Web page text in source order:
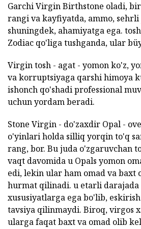
Garchi Virgin Birthstone oladi,
rangi va kayfiyatda, ammo, sehrli
shuningdek, ahamiyatga ega.
Zodiac qo'liga tushganda, ular
Virgin tosh - agat - yomon ko'z,
va korruptsiyaga qarshi himoya
ishonch qo'shadi professional
uchun yordam beradi.
Stone Virgin - do'zaxdir Opal -
o'yinlari holda silliq yorqin to'q
rang, bor. Bu juda o'zgaruvchan
vaqt davomida u Opals yomon
edi, lekin ular ham omad va baxt
hurmat qilinadi. u etarli
xususiyatlarga ega bo'lib,
tavsiya qilinmaydi. Biroq, virgos
ularga faqat baxt va omad olib